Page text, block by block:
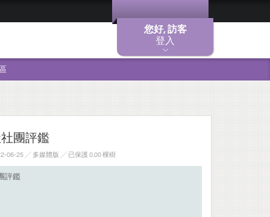
您好, 訪客
登入
團評鑑
06-25 ╱ 多媒體版 ╱ 已保護 0.00 棵樹
評鑑